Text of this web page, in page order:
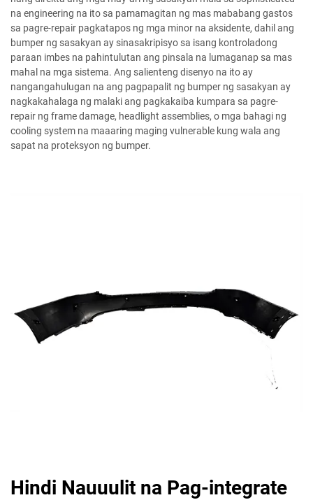
na engineering na ito sa pamamagitan ng mas mababang gastos
sa pagre-repair pagkatapos ng mga minor na aksidente, dahil ang
bumper ng sasakyan ay sinasakripisyo sa isang kontroladong
paraan imbes na pahintulutan ang pinsala na lumaganap sa mas
mahal na mga sistema. Ang salienteng disenyo na ito ay
nangangahulugan na ang pagpapalit ng bumper ng sasakyan ay
nagkakahalaga ng malaki ang pagkakaiba kumpara sa pagre-
repair ng frame damage, headlight assemblies, o mga bahagi ng
cooling system na maaaring maging vulnerable kung wala ang
sapat na proteksyon ng bumper.
Hindi Nauuulit na Pag-integrate